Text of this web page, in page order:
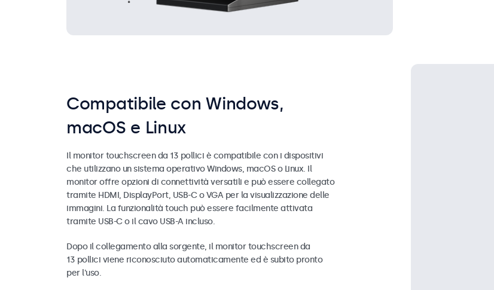
Compatibile con Windows,
macOS e Linux
Il monitor touchscreen da 13 pollici è compatibile con i dispositivi
che utilizzano un sistema operativo Windows, macOS o Linux. Il
monitor offre opzioni di connettività versatili e può essere collegato
tramite HDMI, DisplayPort, USB-C o VGA per la visualizzazione delle
immagini. La funzionalità touch può essere facilmente attivata
tramite USB-C o il cavo USB-A incluso.
Dopo il collegamento alla sorgente, il monitor touchscreen da
13 pollici viene riconosciuto automaticamente ed è subito pronto
per l'uso.